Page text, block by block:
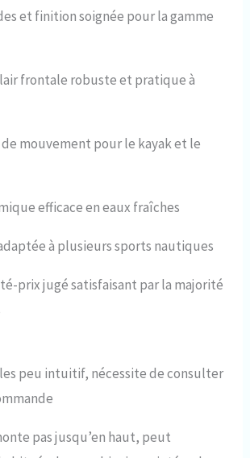
et finition soignée pour la gamme
frontale robuste et pratique à
mouvement pour le kayak et le
efficace en eaux fraîches
à plusieurs sports nautiques
prix jugé satisfaisant par la majorité
peu intuitif, nécessite de consulter
pas jusqu’en haut, peut